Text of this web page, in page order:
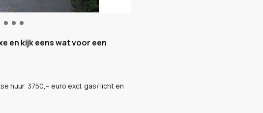
en kijk eens wat voor een
huur 3750,-- euro excl. gas/ licht en